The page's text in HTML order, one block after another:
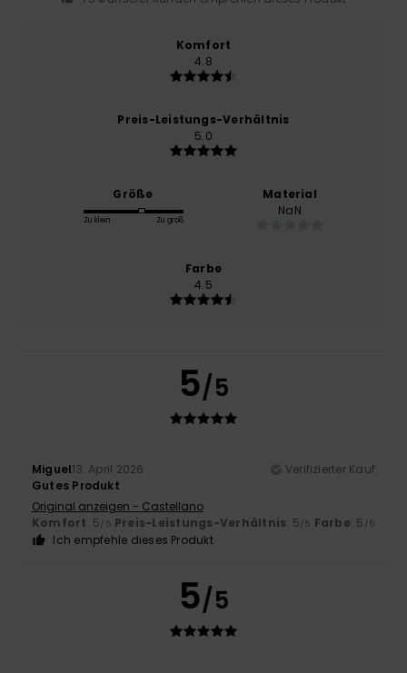
Komfort
4.8
Preis-Leistungs-Verhältnis
5.0
Größe
Zu klein Zu groß
Material
NaN
Farbe
4.5
5/5
Miguel13. April 2026
Verifizierter Kauf
Gutes Produkt
Original anzeigen - Castellano
Komfort: 5/5 Preis-Leistungs-Verhältnis: 5/5 Farbe: 5 /5
Ich empfehle dieses Produkt
5/5